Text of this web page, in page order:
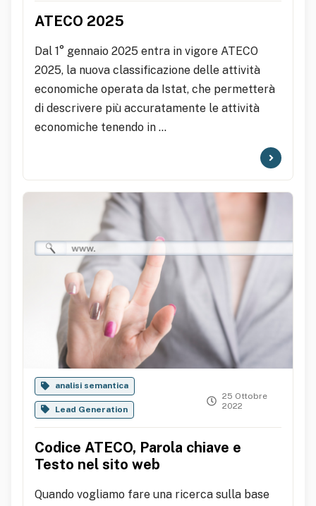
ATECO 2025
Dal 1° gennaio 2025 entra in vigore ATECO
2025, la nuova classificazione delle attività
economiche operata da Istat, che permetterà
di descrivere più accuratamente le attività
economiche tenendo in ...
analisi semantica
Lead Generation
25 Ottobre
2022
Codice ATECO, Parola chiave e
Testo nel sito web
Quando vogliamo fare una ricerca sulla base